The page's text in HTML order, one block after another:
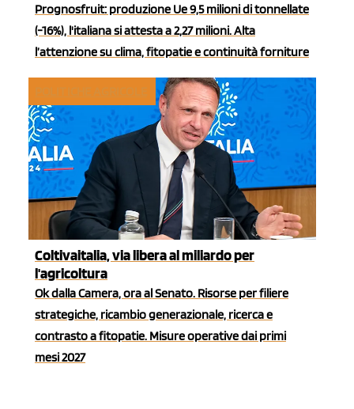
Prognosfruit: produzione Ue 9,5 milioni di tonnellate
(-16%), l'italiana si attesta a 2,27 milioni. Alta
l’attenzione su clima, fitopatie e continuità forniture
Coltivaitalia, via libera al miliardo per
l'agricoltura
Ok dalla Camera, ora al Senato. Risorse per filiere
strategiche, ricambio generazionale, ricerca e
contrasto a fitopatie. Misure operative dai primi
mesi 2027